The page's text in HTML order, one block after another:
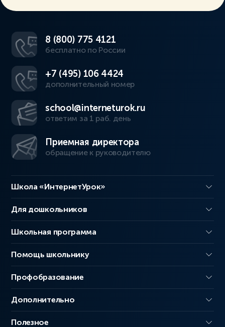
8 (800) 775 4121
бесплатно по России
+7 (495) 106 4424
дополнительный номер
school@interneturok.ru
ответим за 1 раб. день
Приемная директора
обращение к руководителю
Школа «ИнтернетУрок»
Для дошкольников
Школьная программа
Помощь школьнику
Профобразование
Дополнительно
Полезное